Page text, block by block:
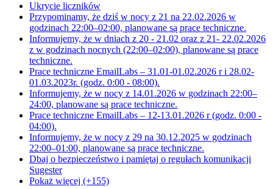
Ukrycie liczników
Przypominamy, że dziś w nocy z 21 na 22.02.2026 w
godzinach 22:00–02:00, planowane są prace techniczne.
Informujemy, że w dniach z 20 - 21.02 oraz z 21- 22.02.2026
z w godzinach nocnych (22:00–02:00), planowane są prace
techniczne.
Prace techniczne EmailLabs – 31.01-01.02.2026 r i 28.02-
01.03.2023r. (godz. 0:00 - 08:00).
Informujemy, że w nocy z 14.01.2026 w godzinach 22:00–
24:00, planowane są prace techniczne.
Prace techniczne EmailLabs – 12-13.01.2026 r (godz. 0:00 -
04:00).
Informujemy, że w nocy z 29 na 30.12.2025 w godzinach
22:00–01:00, planowane są prace techniczne.
Dbaj o bezpieczeństwo i pamiętaj o regułach komunikacji
Sugester
Pokaż więcej (+155)